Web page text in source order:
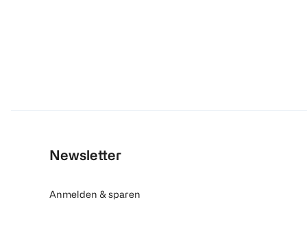
Newsletter
Anmelden & sparen